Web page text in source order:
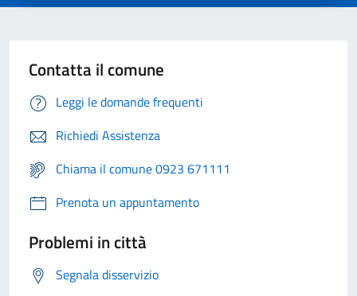
Contatta il comune
Leggi le domande frequenti
Richiedi Assistenza
Chiama il comune 0923 671111
Prenota un appuntamento
Problemi in città
Segnala disservizio